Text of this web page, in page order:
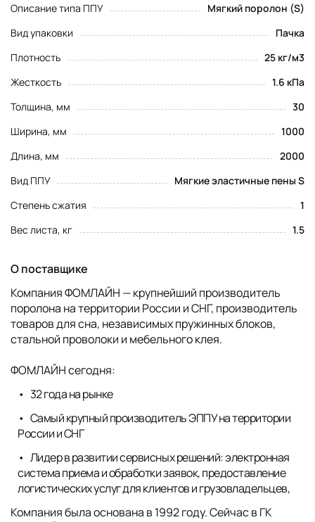
Описание типа ППУ
Мягкий поролон (S)
Вид упаковки
Пачка
Плотность
25 кг/м3
Жесткость
1.6 кПа
Толщина, мм
30
Ширина, мм
1000
Длина, мм
2000
Вид ППУ
Мягкие эластичные пены S
Степень сжатия
1
Вес листа, кг
1.5
О поставщике
Компания ФОМЛАЙН — крупнейший производитель
поролона на территории России и СНГ, производитель
товаров для сна, независимых пружинных блоков,
стальной проволоки и мебельного клея.
ФОМЛАЙН сегодня:
32 года на рынке
Самый крупный производитель ЭППУ на территории
России и СНГ
Лидер в развитии сервисных решений: электронная
система приема и обработки заявок, предоставление
логистических услуг для клиентов и грузовладельцев,
Компания была основана в 1992 году. Сейчас в ГК